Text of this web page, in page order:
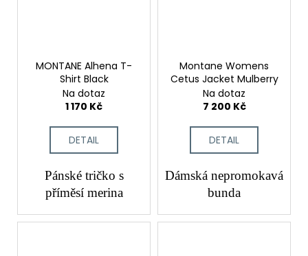
MONTANE Alhena T-
Shirt Black
Na dotaz
1 170 Kč
DETAIL
Pánské tričko s
příměsí merina
Montane Womens
Cetus Jacket Mulberry
Na dotaz
7 200 Kč
DETAIL
Dámská nepromokavá
bunda